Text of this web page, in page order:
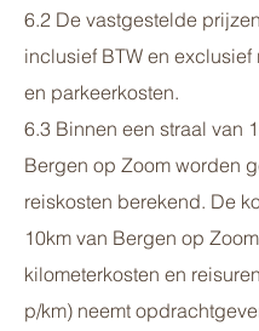
6.2 De vastgestelde
inclusief BTW en exclusief
en parkeerkosten.
6.3 Binnen een straal van
Bergen op Zoom worden
reiskosten berekend. De
10km van Bergen op
kilometerkosten en
p/km) neemt